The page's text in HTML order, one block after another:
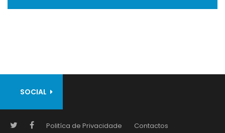
SOCIAL
Politíca de Privacidade Contactos